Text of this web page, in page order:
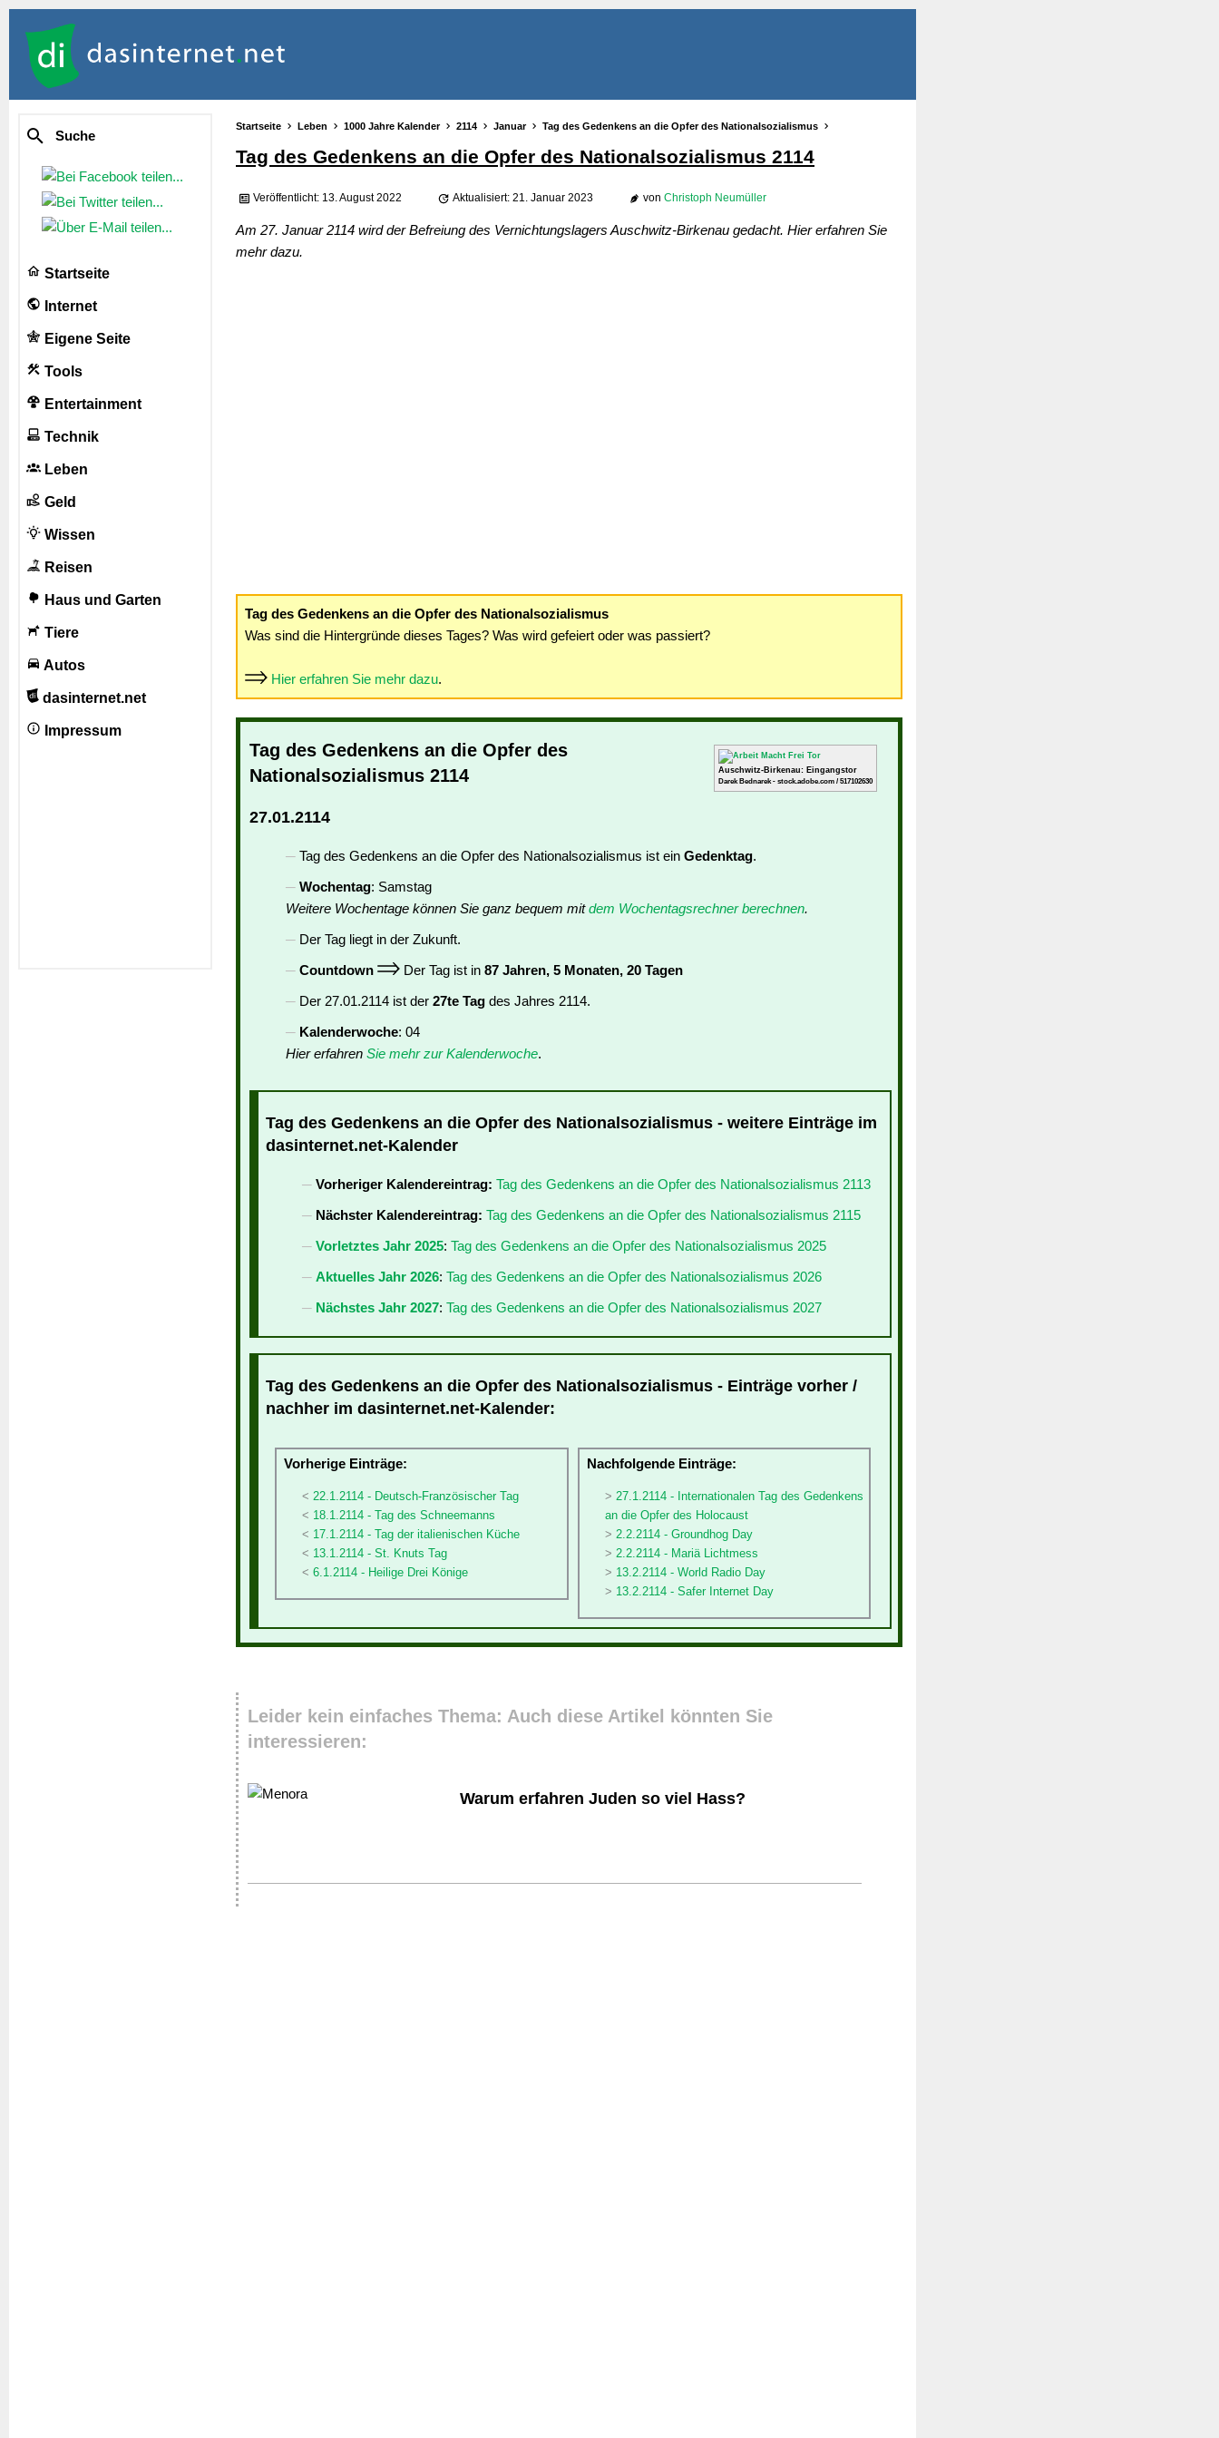
Suche
Startseite
Internet
Eigene Seite
Tools
Entertainment
Technik
Leben
Geld
Wissen
Reisen
Haus und Garten
Tiere
Autos
dasinternet.net
Impressum
Startseite Leben 1000 Jahre Kalender 2114 Januar Tag des Gedenkens an die Opfer des Nationalsozialismus
Tag des Gedenkens an die Opfer des Nationalsozialismus 2114
Veröffentlicht: 13. August 2022 Aktualisiert: 21. Januar 2023 von Christoph Neumüller
Am 27. Januar 2114 wird der Befreiung des Vernichtungslagers Auschwitz-Birkenau gedacht. Hier erfahren Sie
mehr dazu.
Tag des Gedenkens an die Opfer des Nationalsozialismus
Was sind die Hintergründe dieses Tages? Was wird gefeiert oder was passiert?
Hier erfahren Sie mehr dazu.
Auschwitz-Birkenau: Eingangstor
Darek Bednarek - stock.adobe.com / 517102630
Tag des Gedenkens an die Opfer des
Nationalsozialismus 2114
27.01.2114
Tag des Gedenkens an die Opfer des Nationalsozialismus ist ein Gedenktag.
Wochentag: Samstag
Weitere Wochentage können Sie ganz bequem mitdem Wochentagsrechner berechnen.
Der Tag liegt in der Zukunft.
Countdown
Der Tag ist in 87 Jahren, 5 Monaten, 20 Tagen
Der 27.01.2114 ist der 27te Tag des Jahres 2114.
Kalenderwoche: 04
Hier erfahren Sie mehr zur Kalenderwoche.
Tag des Gedenkens an die Opfer des Nationalsozialismus - weitere Einträge im
dasinternet.net-Kalender
Vorheriger Kalendereintrag: Tag des Gedenkens an die Opfer des Nationalsozialismus 2113
Nächster Kalendereintrag: Tag des Gedenkens an die Opfer des Nationalsozialismus 2115
Vorletztes Jahr 2025: Tag des Gedenkens an die Opfer des Nationalsozialismus 2025
Aktuelles Jahr 2026: Tag des Gedenkens an die Opfer des Nationalsozialismus 2026
Nächstes Jahr 2027: Tag des Gedenkens an die Opfer des Nationalsozialismus 2027
Tag des Gedenkens an die Opfer des Nationalsozialismus - Einträge vorher /
nachher im dasinternet.net-Kalender:
Vorherige Einträge:
22.1.2114 - Deutsch-Französischer Tag
18.1.2114 - Tag des Schneemanns
17.1.2114 - Tag der italienischen Küche
13.1.2114 - St. Knuts Tag
6.1.2114 - Heilige Drei Könige
Nachfolgende Einträge:
27.1.2114 - Internationalen Tag des Gedenkens
an die Opfer des Holocaust
2.2.2114 - Groundhog Day
2.2.2114 - Mariä Lichtmess
13.2.2114 - World Radio Day
13.2.2114 - Safer Internet Day
Leider kein einfaches Thema: Auch diese Artikel könnten Sie
interessieren:
Warum erfahren Juden so viel Hass?